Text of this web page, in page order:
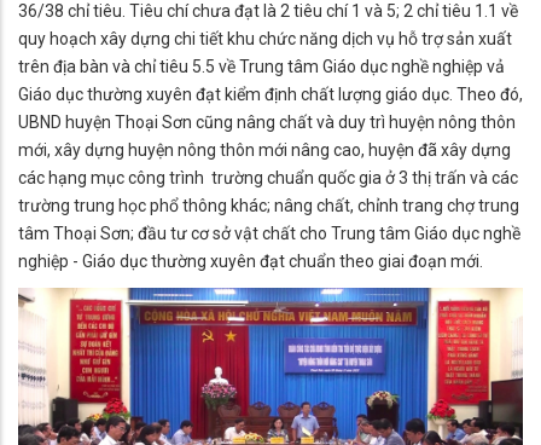
36/38 chỉ tiêu. Tiêu chí chưa đạt là 2 tiêu chí 1 và 5; 2 chỉ tiêu 1.1 về
quy hoạch xây dựng chi tiết khu chức năng dịch vụ hỗ trợ sản xuất
trên địa bàn và chỉ tiêu 5.5 về Trung tâm Giáo dục nghề nghiệp vả
Giáo dục thường xuyên đạt kiểm định chất lượng giáo dục. Theo đó,
UBND huyện Thoại Sơn cũng nâng chất và duy trì huyện nông thôn
mới, xây dựng huyện nông thôn mới nâng cao, huyện đã xây dựng
các hạng mục công trình trường chuẩn quốc gia ở 3 thị trấn và các
trường trung học phổ thông khác; nâng chất, chỉnh trang chợ trung
tâm Thoại Sơn; đầu tư cơ sở vật chất cho Trung tâm Giáo dục nghề
nghiệp - Giáo dục thường xuyên đạt chuẩn theo giai đoạn mới.